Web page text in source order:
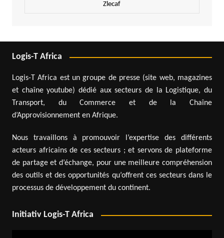
Zlecaf
Logis-T Africa
Logis-T Africa est un groupe de presse (site web, magazines
et chaîne youtube) dédié aux secteurs de la Logistique, du
Transport, du Commerce et de la Chaîne
d’Approvisionnement en Afrique.
Nous travaillons à promouvoir l’expertise des différents
acteurs africains de ces secteurs ; et servons de plateforme
de partage et d’échange, pour une meilleure compréhension
des outils et des opportunités qu’offrent ces secteurs dans le
processus de développement du continent.
Initiativ Logis-T Africa